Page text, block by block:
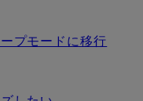
プモードに移行